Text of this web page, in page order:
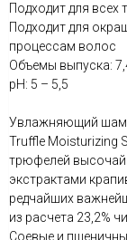
Подходит для всех
Подходит для
процессам волос
Объемы выпуска:
рН: 5 – 5,5
Увлажняющий
Truffle Moisturizing
трюфелей
экстрактами
редчайших
из расчета 23,2%
Соевые и